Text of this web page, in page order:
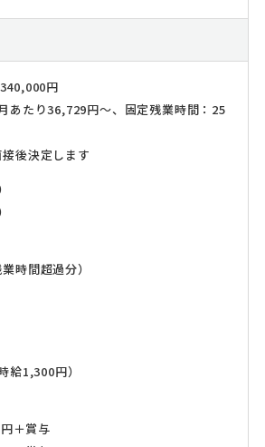
円
あたり36,729円～、固定残業時間：25
後決定します
時間超過分）
1,300円）
＋賞与